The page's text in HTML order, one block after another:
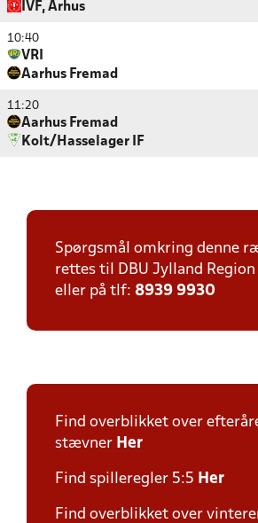
IVF, Århus
10:40
VRI
Aarhus Fremad
11:20
Aarhus Fremad
Kolt/Hasselager IF
Spørgsmål omkring denne
rettes til DBU Jylland Region
eller på tlf: 8939 9930
Find overblikket over
stævner Her
Find spilleregler 5:5 Her
Find overblikket over